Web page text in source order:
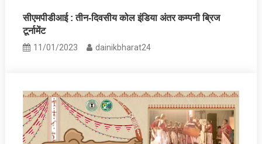
सीएमपीडीआई : तीन-दिवसीय कोल इंडिया अंतर कम्पनी ब्रिज
टूर्नामेंट
11/01/2023 dainikbharat24